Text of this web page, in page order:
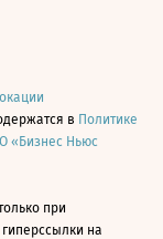
в Политике
«Бизнес Ньюс
при
на